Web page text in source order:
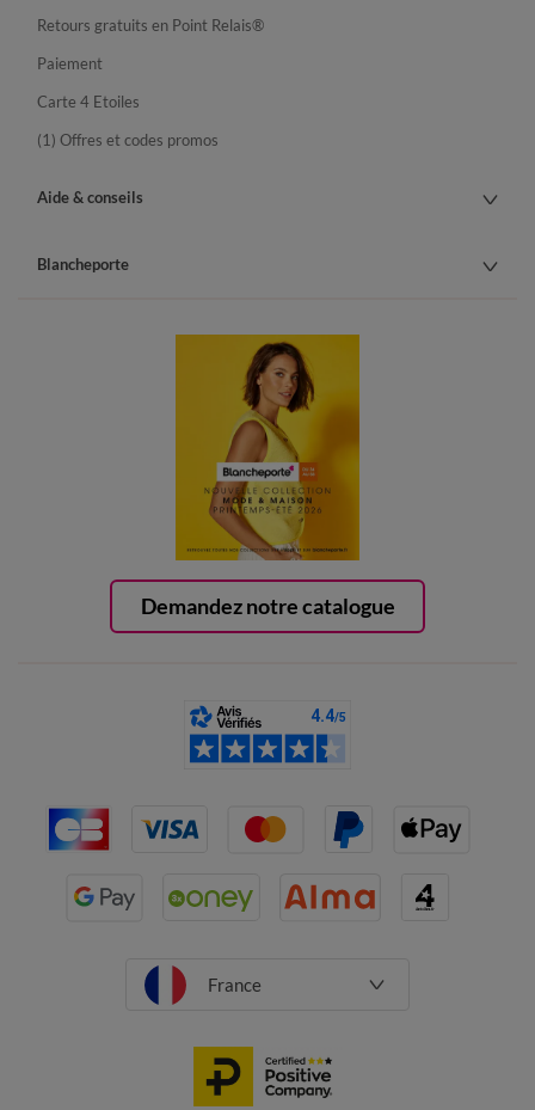
Demandez notre catalogue
Retours gratuits en Point Relais®
Paiement
Carte 4 Etoiles
(1) Offres et codes promos
Aide & conseils
Blancheporte
France